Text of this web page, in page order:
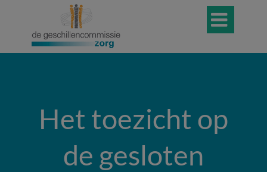

Het toezicht op
de gesloten